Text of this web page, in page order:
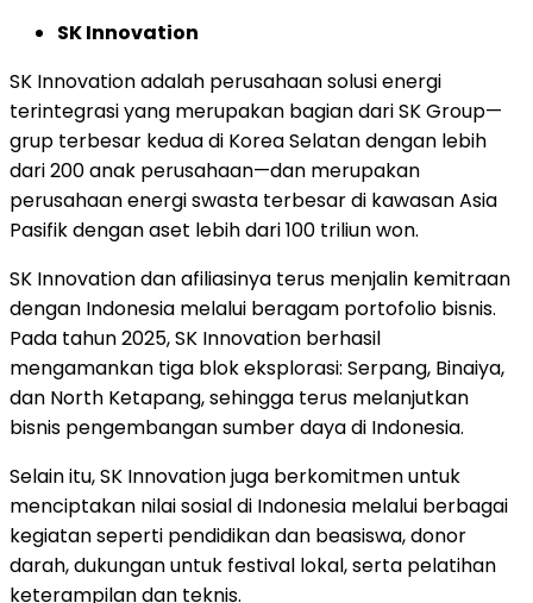
SK Innovation
SK Innovation adalah perusahaan solusi energi
terintegrasi yang merupakan bagian dari SK Group—
grup terbesar kedua di Korea Selatan dengan lebih
dari 200 anak perusahaan—dan merupakan
perusahaan energi swasta terbesar di kawasan Asia
Pasifik dengan aset lebih dari 100 triliun won.
SK Innovation dan afiliasinya terus menjalin kemitraan
dengan Indonesia melalui beragam portofolio bisnis.
Pada tahun 2025, SK Innovation berhasil
mengamankan tiga blok eksplorasi: Serpang, Binaiya,
dan North Ketapang, sehingga terus melanjutkan
bisnis pengembangan sumber daya di Indonesia.
Selain itu, SK Innovation juga berkomitmen untuk
menciptakan nilai sosial di Indonesia melalui berbagai
kegiatan seperti pendidikan dan beasiswa, donor
darah, dukungan untuk festival lokal, serta pelatihan
keterampilan dan teknis.